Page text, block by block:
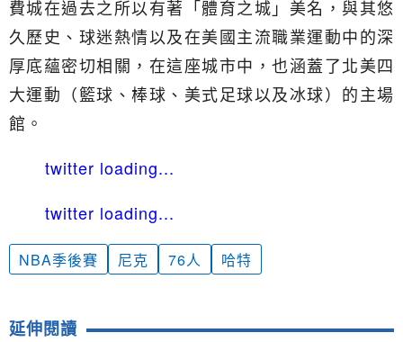
費城在過去之所以有著「體育之城」美名，與其悠
久歷史、球迷熱情以及在美國主流職業運動中的深
厚底蘊密切相關，在這座城市中，也涵蓋了北美四
大運動（籃球、棒球、美式足球以及冰球）的主場
館。
twitter loading...
twitter loading...
NBA季後賽 尼克 76人 哈特
延伸閱讀